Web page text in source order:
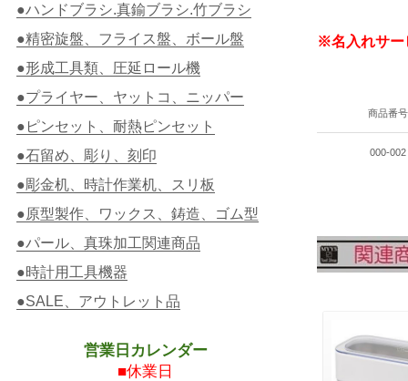
※名入れサー
商品番号
000-002
●ハンドブラシ.真鍮ブラシ.竹ブラシ
●精密旋盤、フライス盤、ボール盤
●形成工具類、圧延ロール機
●プライヤー、ヤットコ、ニッパー
●ピンセット、耐熱ピンセット
●石留め、彫り、刻印
●彫金机、時計作業机、スリ板
●原型製作、ワックス、鋳造、ゴム型
●パール、真珠加工関連商品
●時計用工具機器
●SALE、アウトレット品
営業日カレンダー
■休業日